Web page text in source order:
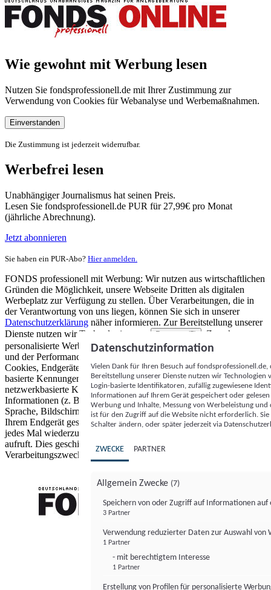
Wie gewohnt mit Werbung lesen
Nutzen Sie fondsprofessionell.de mit Ihrer Zustimmung zur
Verwendung von Cookies für Webanalyse und Werbemaßnahmen.
Einverstanden
Die Zustimmung ist jederzeit widerrufbar.
Werbefrei lesen
Unabhängiger Journalismus hat seinen Preis.
Lesen Sie fondsprofessionell.de PUR für 27,99€ pro Monat
(jährliche Abrechnung).
Jetzt abonnieren
Sie haben ein PUR-Abo? Hier anmelden.
FONDS professionell mit Werbung: Wir nutzen aus wirtschaftlichen
Gründen die Möglichkeit, unsere Webseite Dritten als digitalen
Werbeplatz zur Verfügung zu stellen. Über Verarbeitungen, die in
der Verantwortung von uns liegen, können Sie sich in unserer
Datenschutzerklärung näher informieren. Zur Bereitstellung unserer
Dienste nutzen wir Technologien von
Partnern (5)
. Zwecke:
personalisierte Werbung und Inhalte, Messung von Werbeleistung
und der Performance von Inhalten sowie Zielgruppenforschung.
Cookies, Endgeräte- oder ähnliche Online-Kennungen (z. B. login-
basierte Kennungen, zufällig generierte Kennungen,
netzwerkbasierte Kennungen) können zusammen mit anderen
Informationen (z. B. Browsertyp und Browserinformationen,
Sprache, Bildschirmgröße, unterstützte Technologien usw.) auf
Ihrem Endgerät gespeichert oder von dort ausgelesen werden, um es
jedes Mal wiederzuerkennen, wenn es eine App oder einer Webseite
aufruft. Dies geschieht für einen oder mehrere der hier aufgeführten
Verarbeitungszwecke.
Datenschutzinformation
Vielen Dank für Ihren Besuch auf
Bereitstellung unserer Dienste nutzen wir Technologien
Login-basierte Identifikatoren, zufällig zugewiesene
Informationen auf Ihrem Gerät gespeichert oder
Werbung und Inhalte, Messung von Werbeleistung
ist für den Zugriff auf die Website nicht erforderlich.
Schalter ändern, oder später jederzeit via
ZWECKE PARTNER
Allgemein Zwecke (7)
Speichern von oder Zugriff auf Informationen auf
3 Partner
Verwendung reduzierter Daten zur Auswahl von
1 Partner
- mit berechtigtem Interesse
1 Partner
Erstellung von Profilen für personalisierte
FONDS professionell